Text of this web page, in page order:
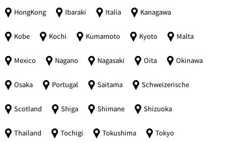
HongKong Ibaraki Italia Kanagawa
Kobe Kochi Kumamoto Kyoto Malta
Mexico Nagano Nagasaki Oita Okinawa
Osaka Portugal Saitama Schweizerische
Scotland Shiga Shimane Shizuoka
Thailand Tochigi Tokushima Tokyo